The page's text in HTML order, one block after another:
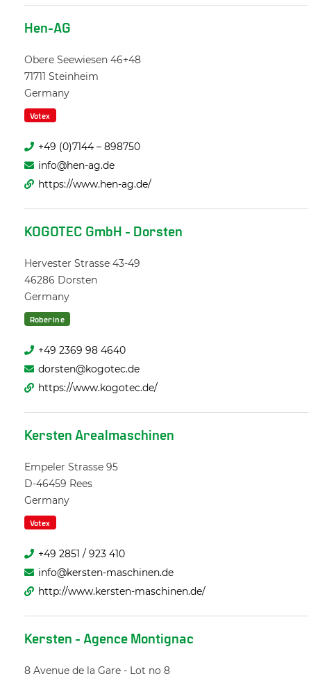
Hen-AG
Obere Seewiesen 46+48
71711 Steinheim
Germany
Votex
+49 (0)7144 – 898750
info@hen-ag.de
https://www.hen-ag.de/
KOGOTEC GmbH - Dorsten
Hervester Strasse 43-49
46286 Dorsten
Germany
Roberine
+49 2369 98 4640
dorsten@kogotec.de
https://www.kogotec.de/
Kersten Arealmaschinen
Empeler Strasse 95
D-46459 Rees
Germany
Votex
+49 2851 / 923 410
info@kersten-maschinen.de
http://www.kersten-maschinen.de/
Kersten - Agence Montignac
8 Avenue de la Gare - Lot no 8